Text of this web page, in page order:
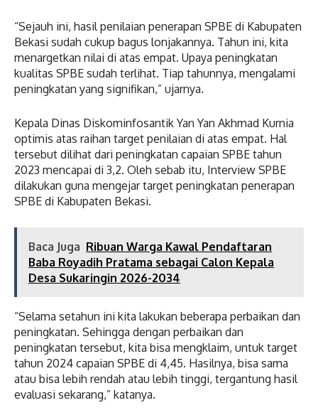
“Sejauh ini, hasil penilaian penerapan SPBE di Kabupaten
Bekasi sudah cukup bagus lonjakannya. Tahun ini, kita
menargetkan nilai di atas empat. Upaya peningkatan
kualitas SPBE sudah terlihat. Tiap tahunnya, mengalami
peningkatan yang signifikan,” ujarnya.
Kepala Dinas Diskominfosantik Yan Yan Akhmad Kurnia
optimis atas raihan target penilaian di atas empat. Hal
tersebut dilihat dari peningkatan capaian SPBE tahun
2023 mencapai di 3,2. Oleh sebab itu, Interview SPBE
dilakukan guna mengejar target peningkatan penerapan
SPBE di Kabupaten Bekasi.
Baca Juga Ribuan Warga Kawal Pendaftaran
Baba Royadih Pratama sebagai Calon Kepala
Desa Sukaringin 2026-2034
“Selama setahun ini kita lakukan beberapa perbaikan dan
peningkatan. Sehingga dengan perbaikan dan
peningkatan tersebut, kita bisa mengklaim, untuk target
tahun 2024 capaian SPBE di 4,45. Hasilnya, bisa sama
atau bisa lebih rendah atau lebih tinggi, tergantung hasil
evaluasi sekarang,” katanya.